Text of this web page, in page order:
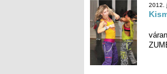
Arra
hogy
válaszért nem is kell...
2011. október 31.
Programok a